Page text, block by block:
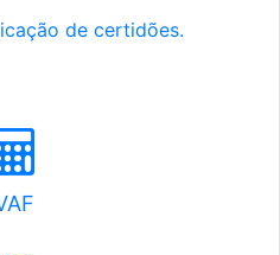
de certidões.